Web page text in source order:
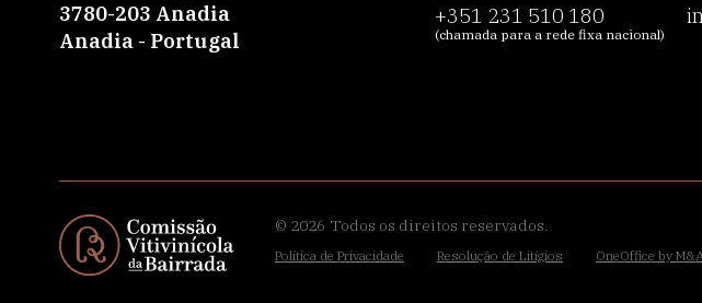
3780-203 Anadia
Anadia - Portugal
+351 231 510 180
(chamada para a rede fixa nacional)
© 2026 Todos os direitos reservados.
Política de Privacidade Resolução de Litígios OneOffice by